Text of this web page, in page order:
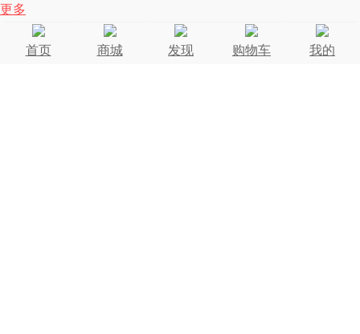
更多
首页 商城 发现 购物车 我的